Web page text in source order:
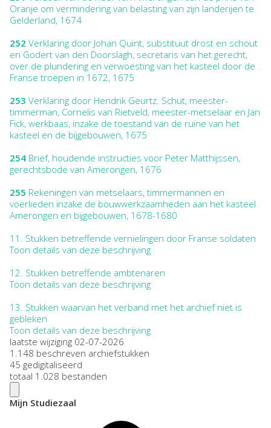
Oranje om vermindering van belasting van zijn landerijen te
Gelderland, 1674
252 Verklaring door Johan Quint, substituut drost en schout
en Godert van den Doorslagh, secretaris van het gerecht,
over de plundering en verwoesting van het kasteel door de
Franse troepen in 1672, 1675
253 Verklaring door Hendrik Geurtz. Schut, meester-
timmerman, Cornelis van Rietveld, meester-metselaar en Jan
Fick, werkbaas, inzake de toestand van de ruïne van het
kasteel en de bijgebouwen, 1675
254 Brief, houdende instructies voor Peter Matthijssen,
gerechtsbode van Amerongen, 1676
255 Rekeningen van metselaars, timmermannen en
voerlieden inzake de bouwwerkzaamheden aan het kasteel
Amerongen en bijgebouwen, 1678-1680
11.
Stukken betreffende vernielingen door Franse soldaten
Toon details van deze beschrijving
12. Stukken betreffende ambtenaren
Toon details van deze beschrijving
13. Stukken waarvan het verband met het archief niet is
gebleken
Toon details van deze beschrijving
laatste wijziging 02-07-2026
1.148 beschreven archiefstukken
45 gedigitaliseerd
totaal 1.028 bestanden
Mijn Studiezaal